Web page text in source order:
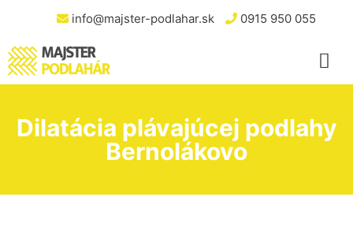
info@majster-podlahar.sk 0915 950 055
Dilatácia plávajúcej podlahy
Bernolákovo